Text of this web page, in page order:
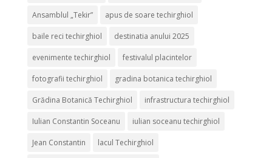
Ansamblul „Tekir” apus de soare techirghiol
baile reci techirghiol destinatia anului 2025
evenimente techirghiol festivalul placintelor
fotografii techirghiol gradina botanica techirghiol
Grădina Botanică Techirghiol infrastructura techirghiol
Iulian Constantin Soceanu iulian soceanu techirghiol
Jean Constantin lacul Techirghiol